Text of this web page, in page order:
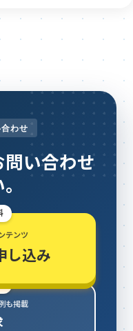
わせ
問い合わせ
も掲載
テンツ
し込み